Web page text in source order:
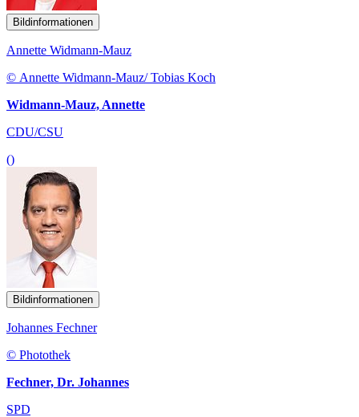
Bildinformationen
Annette Widmann-Mauz
© Annette Widmann-Mauz/ Tobias Koch
Widmann-Mauz, Annette
CDU/CSU
()
Bildinformationen
Johannes Fechner
© Photothek
Fechner, Dr. Johannes
SPD